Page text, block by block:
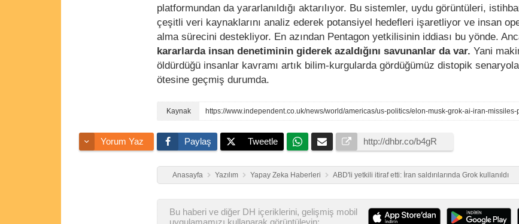
platformundan da yararlanıldığı aktarılıyor. Bu sistemler, uydu görüntüleri,
çeşitli veri kaynaklarını analiz ederek potansiyel hedefleri işaretliyor ve insan
alma sürecini destekliyor. En azından Pentagon yetkilisinin iddiası bu yönde.
kararlarda insan denetiminin giderek azaldığını savunanlar da var. Yani
öldürdüğü insanlar kavramı artık bilim-kurgularda gördüğümüz distopik
ötesine geçmiş durumda.
Yorum Yaz Paylaş Tweetle
Anasayfa Yazılım Yapay Zeka Haberleri ABD'li yetkili itiraf etti: İran saldırılarında Grok kullanıldı
Bu haberi ve diğer DH içeriklerini, gelişmiş mobil